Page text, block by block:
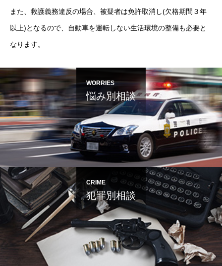
また、救護義務違反の場合、被疑者は免許取消し(欠格期間３年
以上)となるので、自動車を運転しない生活環境の整備も必要と
なります。
WORRIES
悩み別相談
CRIME
犯罪別相談